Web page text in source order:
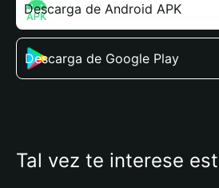
Descarga de Android APK
Descarga de Google Play
Tal vez te interese